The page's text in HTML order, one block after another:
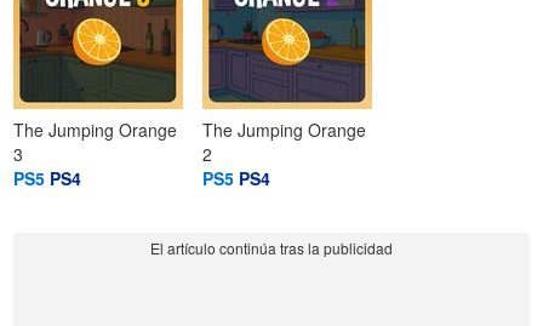
The Jumping Orange
3
PS5 PS4
The Jumping Orange
2
PS5 PS4